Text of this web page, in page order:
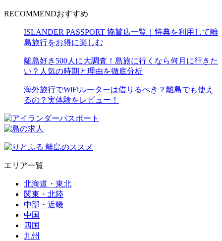
RECOMMENDおすすめ
ISLANDER PASSPORT 協賛店一覧｜特典を利用して離
島旅行をお得に楽しむ
離島好き500人に大調査！島旅に行くなら何月に行きた
い？人気の時期と理由を徹底分析
海外旅行でWiFiルーターは借りるべき？離島でも使え
るの？実体験をレビュー！
エリア一覧
北海道・東北
関東・北陸
中部・近畿
中国
四国
九州